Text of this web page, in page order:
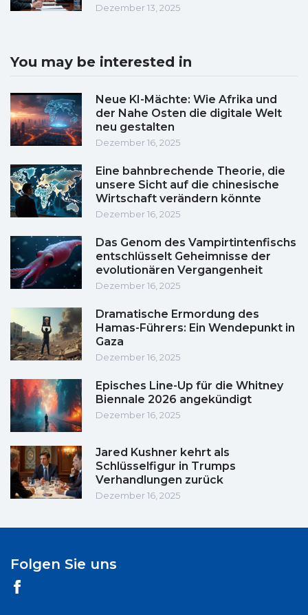
Dezember 13, 2025
You may be interested in
Neue KI-Mächte: Wie Afrika und
der Nahe Osten die digitale Welt
neu gestalten
Dezember 16, 2025
Eine bahnbrechende Theorie, die
unsere Sicht auf die chinesische
Wirtschaft verändern könnte
Dezember 16, 2025
Das Genom des Vampirtintenfischs
entschlüsselt Geheimnisse der
evolutionären Vergangenheit
Dezember 16, 2025
Dramatische Ermordung des
Hamas-Führers: Ein Wendepunkt in
Gaza
Dezember 16, 2025
Episches Line-Up für die Whitney
Biennale 2026 angekündigt
Dezember 16, 2025
Jared Kushner kehrt als
Schlüsselfigur in Trumps
Verhandlungen zurück
Dezember 16, 2025
Folgen Sie uns